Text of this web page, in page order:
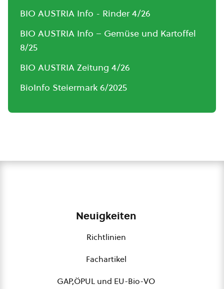
BIO AUSTRIA Info - Rinder 4/26
BIO AUSTRIA Info – Gemüse und Kartoffel
8/25
BIO AUSTRIA Zeitung 4/26
BioInfo Steiermark 6/2025
Neuigkeiten
Richtlinien
Fachartikel
GAP,ÖPUL und EU-Bio-VO